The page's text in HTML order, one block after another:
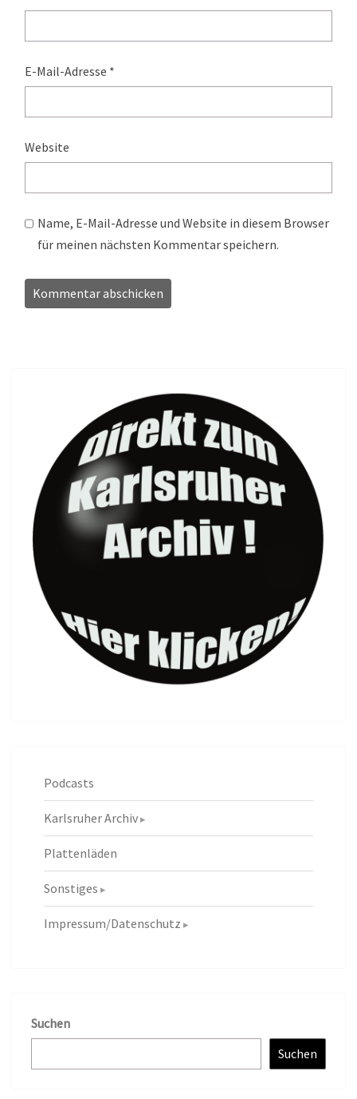
E-Mail-Adresse *
Website
Name, E-Mail-Adresse und Website in diesem Browser
für meinen nächsten Kommentar speichern.
Podcasts
Karlsruher Archiv
Plattenläden
Sonstiges
Impressum/Datenschutz
Suchen
Suchen